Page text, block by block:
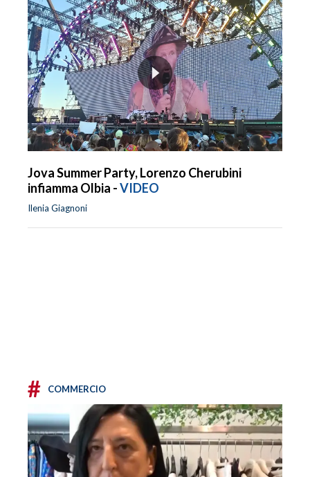
Jova Summer Party, Lorenzo Cherubini
infiamma Olbia -VIDEO
Ilenia Giagnoni
# COMMERCIO